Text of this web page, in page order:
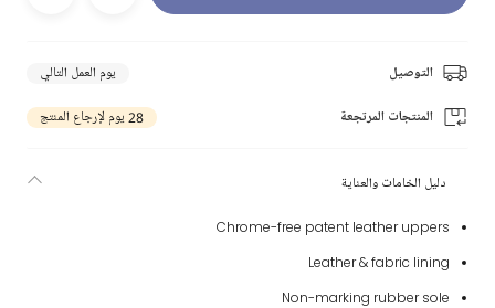
التوصيل يوم العمل التالي
المنتجات المرتجعة 28 يوم لإرجاع المنتج
دليل الخامات والعناية
Chrome-free patent leather uppers
Leather & fabric lining
Non-marking rubber sole